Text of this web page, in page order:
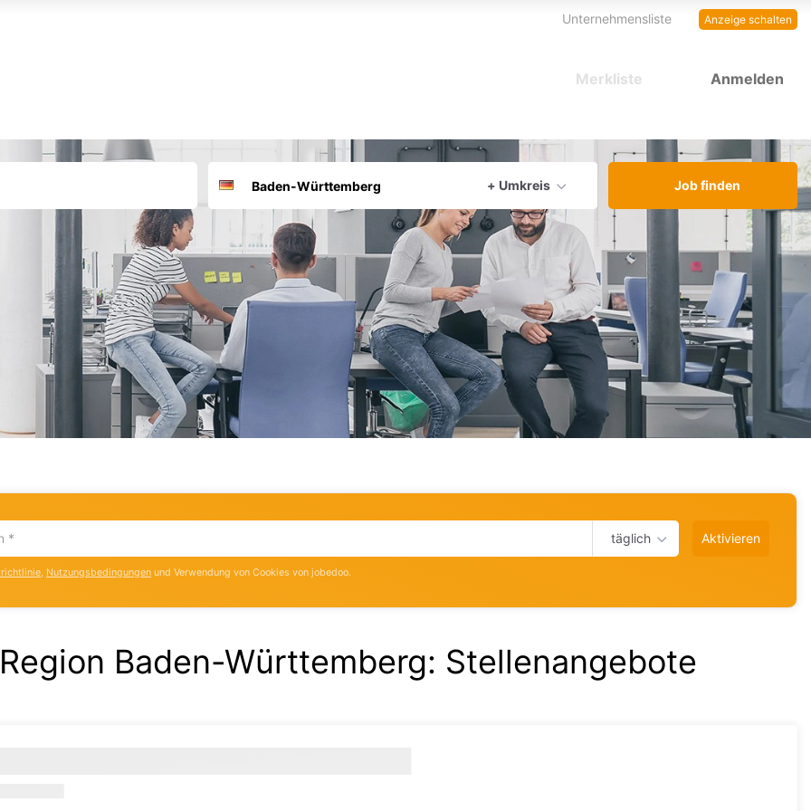
Anzeige schalten
Unternehmensliste
Anmelden
Merkliste
Deutschland
+ Umkreis
aktuellen Ort verwenden
Job finden
täglich Aktivieren
, Nutzungsbedingungen und Verwendung von Cookies von jobedoo.
Baden-Württemberg: Stellenangebote